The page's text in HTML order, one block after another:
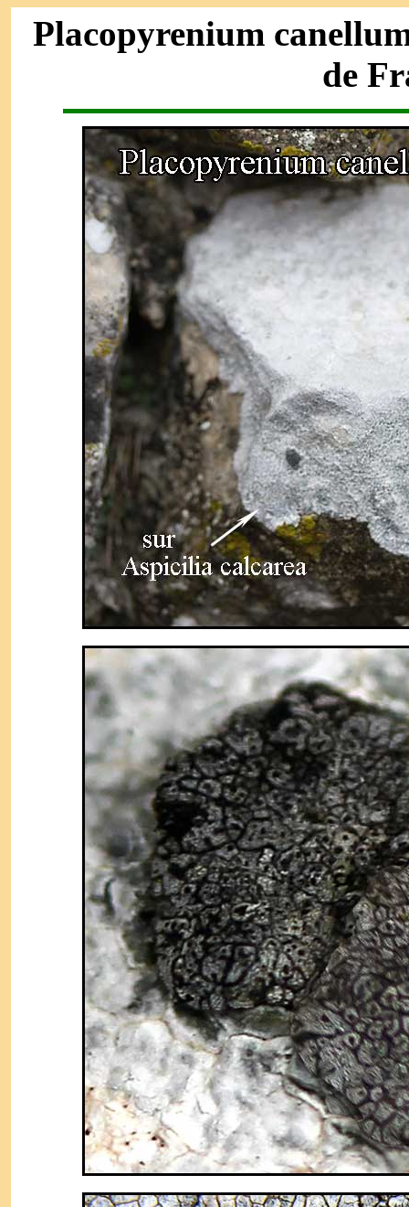
Placopyrenium
de